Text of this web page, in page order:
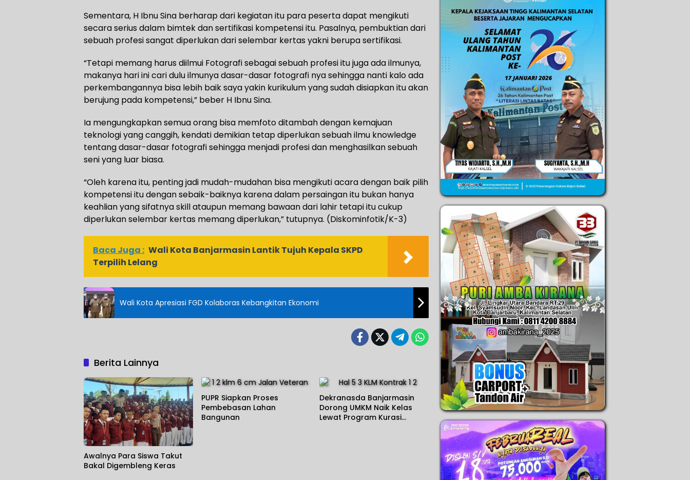
Sementara, H Ibnu Sina berharap dari kegiatan itu para peserta dapat mengikuti
secara serius dalam bimtek dan sertifikasi kompetensi itu. Pasalnya, pembuktian dari
sebuah profesi sangat diperlukan dari selembar kertas yakni berupa sertifikasi.
“Tetapi memang harus diilmui Fotografi sebagai sebuah profesi itu juga ada ilmunya,
makanya hari ini cari dulu ilmunya dasar-dasar fotografi nya sehingga nanti kalo ada
perkembangannya bisa lebih baik saya yakin kurikulum yang sudah disiapkan itu akan
berujung pada kompetensi,” beber H Ibnu Sina.
Ia mengungkapkan semua orang bisa memfoto ditambah dengan kemajuan
teknologi yang canggih, kendati demikian tetap diperlukan sebuah ilmu knowledge
tentang dasar-dasar fotografi sehingga menjadi profesi dan menghasilkan sebuah
seni yang luar biasa.
“Oleh karena itu, penting jadi mudah-mudahan bisa mengikuti acara dengan baik pilih
kompetensi itu dengan sebaik-baiknya karena dalam persaingan itu bukan hanya
keahlian yang sifatnya skill ataupun memang bawaan dari lahir tetapi itu cukup
diperlukan selembar kertas memang diperlukan,” tutupnya. (Diskominfotik/K-3)
Baca Juga : Wali Kota Banjarmasin Lantik Tujuh Kepala SKPD
Terpilih Lelang
Wali Kota Apresiasi FGD Kolaboras Kebangkitan Ekonomi
Berita Lainnya
Awalnya Para Siswa Takut
Bakal Digembleng Keras
PUPR Siapkan Proses
Pembebasan Lahan
Bangunan
Dekranasda Banjarmasin
Dorong UMKM Naik Kelas
Lewat Program Kurasi